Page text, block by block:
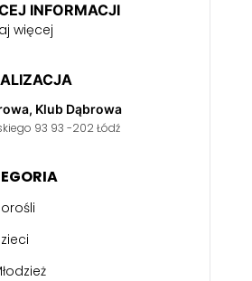
INFORMACJI
więcej
Klub Dąbrowa
93 93 -202 Łódź